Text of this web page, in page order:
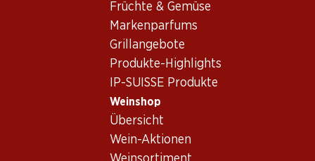
Früchte & Gemüse
Markenparfums
Grillangebote
Produkte-Highlights
IP-SUISSE Produkte
Weinshop
Übersicht
Wein-Aktionen
Vorderseite Rückseite